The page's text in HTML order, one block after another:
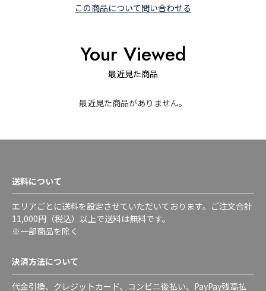
この商品について問い合わせる
Your Viewed
最近見た商品
最近見た商品がありません。
送料について
エリアごとに送料を設定させていただいております。ご注文合計
11,000円（税込）以上で送料は無料です。
※一部商品を除く
決済方法について
代金引換、クレジットカード、コンビニ後払い、PayPay残高払